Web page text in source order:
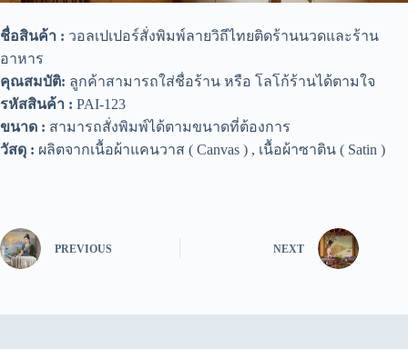
ชื่อสินค้า : วอลเปเปอร์สั่งพิมพ์ลายวิถีไทยติดร้านนวดและร้าน
อาหาร
คุณสมบัติ: ลูกค้าสามารถใส่ชื่อร้าน หรือ โลโก้ร้านได้ตามใจ
รหัสสินค้า : PAI-123
ขนาด : สามารถสั่งพิมพ์ได้ตามขนาดที่ต้องการ
วัสดุ : ผลิตจากเนื้อผ้าแคนวาส ( Canvas ) , เนื้อผ้าซาติน ( Satin )
PREVIOUS NEXT